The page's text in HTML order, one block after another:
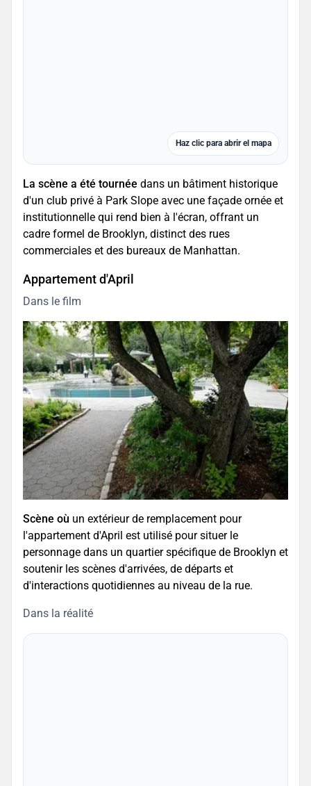
Haz clic para abrir el mapa
La scène a été tournée dans un bâtiment historique
d'un club privé à Park Slope avec une façade ornée et
institutionnelle qui rend bien à l'écran, offrant un
cadre formel de Brooklyn, distinct des rues
commerciales et des bureaux de Manhattan.
Appartement d'April
Dans le film
Scène où un extérieur de remplacement pour
l'appartement d'April est utilisé pour situer le
personnage dans un quartier spécifique de Brooklyn et
soutenir les scènes d'arrivées, de départs et
d'interactions quotidiennes au niveau de la rue.
Dans la réalité